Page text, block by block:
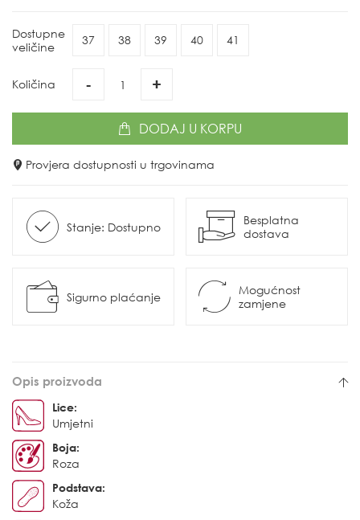
Dostupne
veličine
37 38 39 40 41
Količina - +
DODAJ U KORPU
Provjera dostupnosti u trgovinama
Stanje: Dostupno
Besplatna
dostava
Sigurno plaćanje
Mogućnost
zamjene
Opis proizvoda
Lice:
Umjetni
Boja:
Roza
Podstava:
Koža